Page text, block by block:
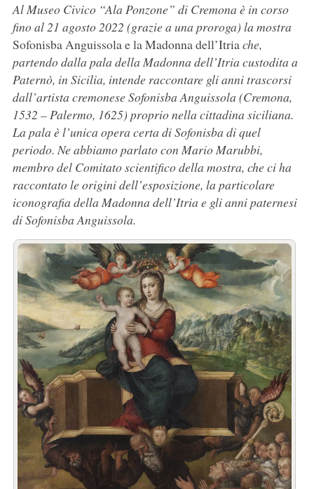
Al Museo Civico “Ala Ponzone” di Cremona è in corso
fino al 21 agosto 2022 (grazie a una proroga) la mostra
Sofonisba Anguissola e la Madonna dell’Itriache,
partendo dalla pala della Madonna dell’Itria custodita a
Paternò, in Sicilia, intende raccontare gli anni trascorsi
dall’artista cremonese Sofonisba Anguissola (Cremona,
1532 – Palermo, 1625) proprio nella cittadina siciliana.
La pala è l’unica opera certa di Sofonisba di quel
periodo. Ne abbiamo parlato con Mario Marubbi,
membro del Comitato scientifico della mostra, che ci ha
raccontato le origini dell’esposizione, la particolare
iconografia della Madonna dell’Itria e gli anni paternesi
di Sofonisba Anguissola.